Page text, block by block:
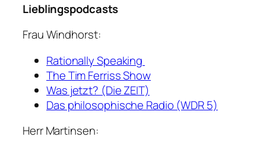
Lieblingspodcasts
Frau Windhorst:
Rationally Speaking
The Tim Ferriss Show
Was jetzt? (Die ZEIT)
Das philosophische Radio (WDR 5)
Herr Martinsen: